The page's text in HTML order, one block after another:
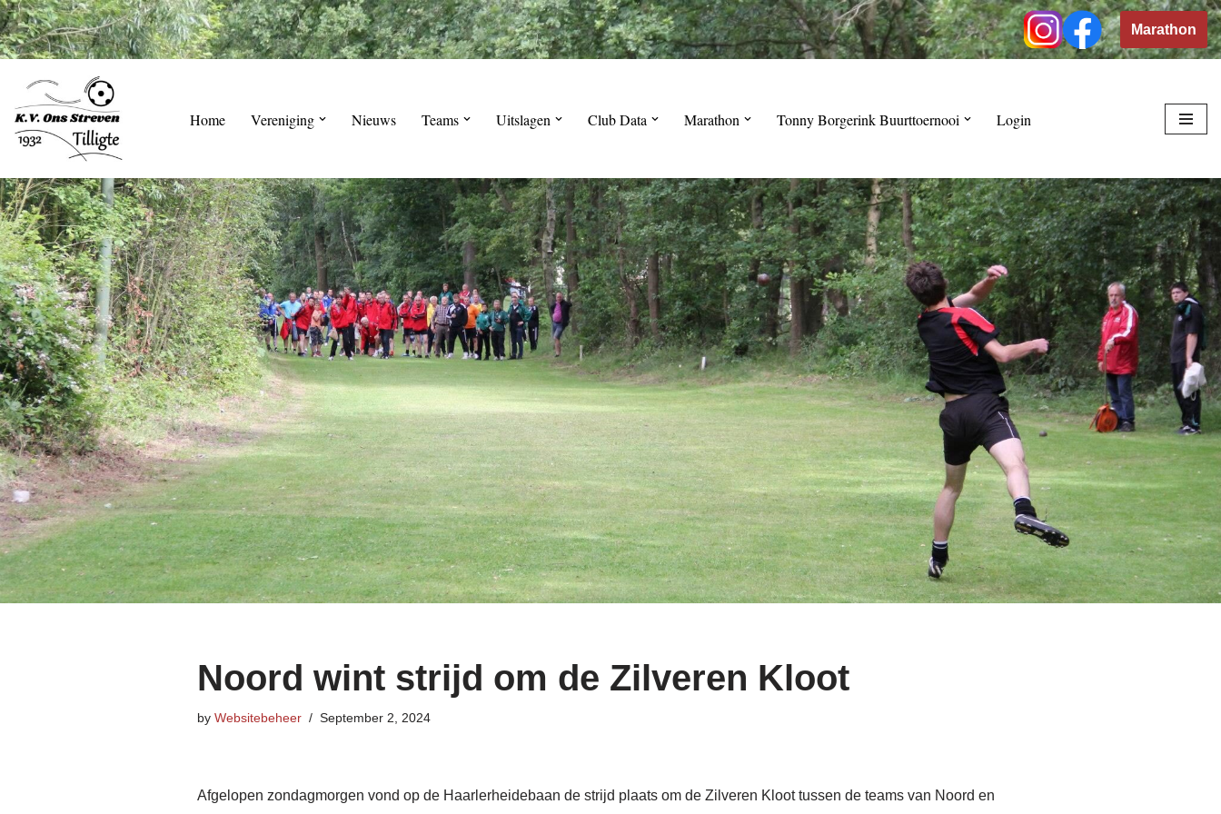
Skip
content
Marathon
Home Vereniging Nieuws Teams Uitslagen Club Data Marathon Tonny Borgerink Buurttoernooi Login
Noord wint strijd om de Zilveren Kloot
by Websitebeheer September 2, 2024
Afgelopen zondagmorgen vond op de Haarlerheidebaan de strijd plaats om de Zilveren Kloot tussen de teams van Noord en